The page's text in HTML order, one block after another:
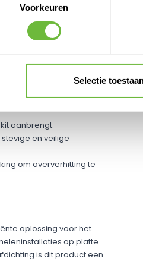
Voorkeuren
Selectie
dat ze beschadigen
en zorgt voor een
waterdichte laag, wat
aanbrengt.
en veilige
om oververhitting te
oplossing voor het
op platte
is dit product een